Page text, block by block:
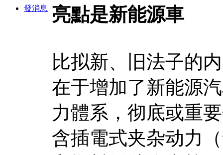
發消息 亮點是新能源車
比拟新、旧法子的
在于增加了新能源
力體系，彻底或重
含插電式夹杂动力